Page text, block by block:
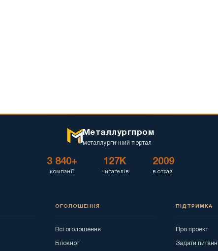
Металлургпром
металлургичний портал
3 840+
компанії
127K
читателів
2009
в отразі
ОГОЛОШЕННЯ
Всі оголошення
Блокнот
ПІДТРИМКА
Про проект
Задати